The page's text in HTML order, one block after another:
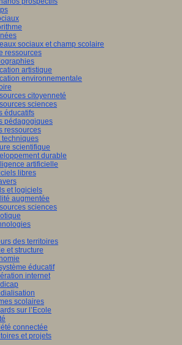
sociaux et champ scolaire
ressources
artistique
environnementale
citoyenneté
sciences
éducatifs
pédagogiques
ressources
techniques
scientifique
durable
artificielle
libres
et logiciels
augmentée
sciences
des territoires
et structure
éducatif
internet
scolaires
sur l’Ecole
connectée
et projets